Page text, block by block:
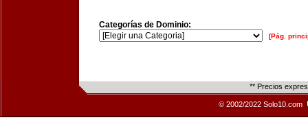
Categorías de Dominio:
[Pág.
** Precios
© 2002/2022 Solo10.com